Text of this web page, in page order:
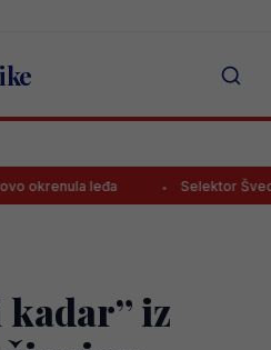
leđa Selektor Švedske
iz